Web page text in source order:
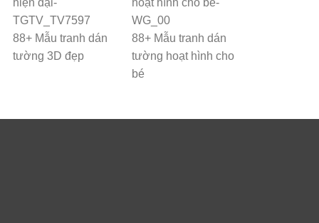
88+ Mẫu tranh dán
tường 3D đẹp
88+ Mẫu tranh dán
tường hoạt hình cho
bé